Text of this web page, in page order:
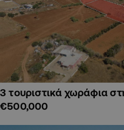
3 τουριστικά χωράφια
€500,000